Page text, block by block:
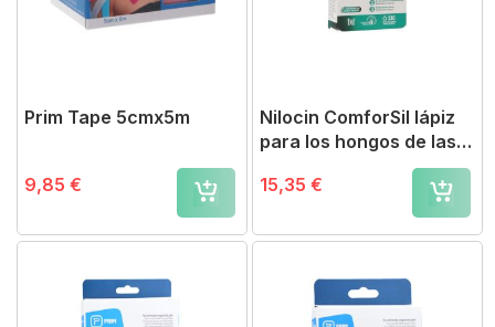
Prim Tape 5cmx5m
9,85 €
Nilocin ComforSil lápiz
para los hongos de las
15,35 €